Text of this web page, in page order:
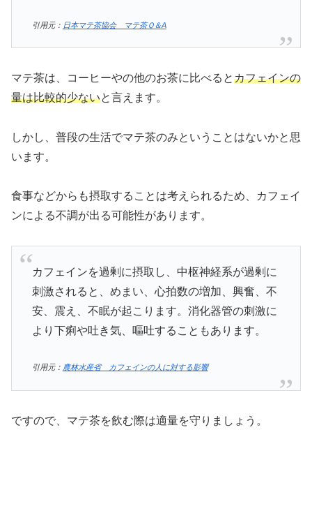
引用元： 日本マテ茶協会 マテ茶Ｑ＆A
マテ茶は、コーヒーやの他のお茶に比べるとカフェインの
量は比較的少ないと言えます。
しかし、普段の生活でマテ茶のみということはないかと思
います。
食事などからも摂取することは考えられるため、カフェイ
ンによる不調が出る可能性があります。
カフェインを過剰に摂取し、中枢神経系が過剰に
刺激されると、めまい、心拍数の増加、興奮、不
安、震え、不眠が起こります。消化器管の刺激に
より下痢や吐き気、嘔吐することもあります。
引用元： 農林水産省 カフェインの人に対する影響
ですので、マテ茶を飲む際は適量を守りましょう。